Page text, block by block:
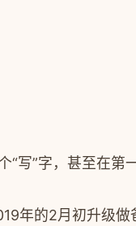
“写”字，甚至在
年的2月初升级做